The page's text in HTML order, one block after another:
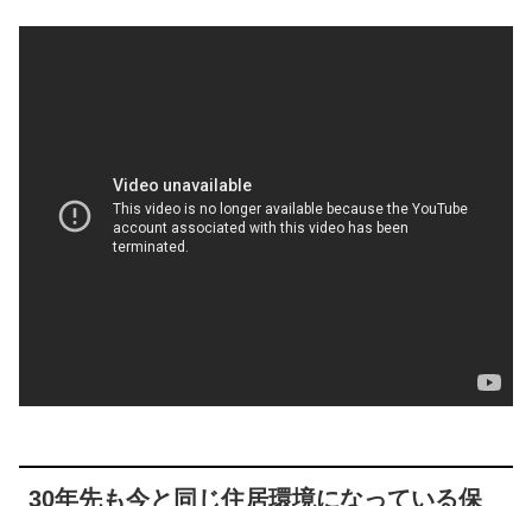
30年先も今と同じ住居環境になっている保